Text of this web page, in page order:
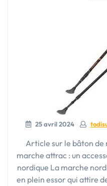
25 avril 2024
Article sur le bâton de
marche attrac : un
nordique La marche
en plein essor qui attire